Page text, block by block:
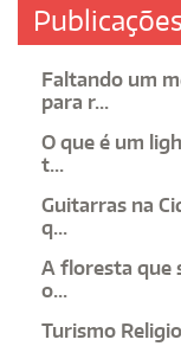
Faltando um
para r...
O que é um
t...
Guitarras na
q...
A floresta que
o...
Turismo